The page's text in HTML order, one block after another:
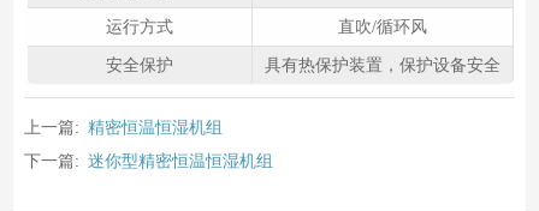
运⾏⽅式 直吹/循环⻛
安全保护 具有热保护装置，保护设备安全
上一篇: 精密恒温恒湿机组
下一篇: 迷你型精密恒温恒湿机组